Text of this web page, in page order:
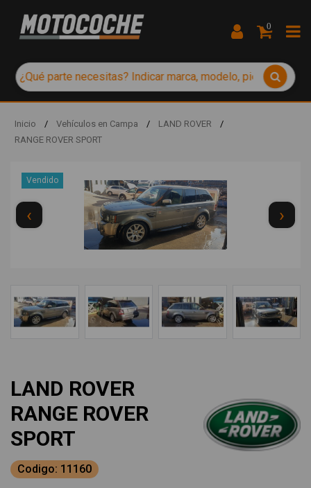
0
Inicio / Vehículos en Campa / LAND ROVER
/
RANGE ROVER SPORT
Vendido
‹ ›
LAND ROVER
RANGE ROVER
SPORT
Codigo: 11160